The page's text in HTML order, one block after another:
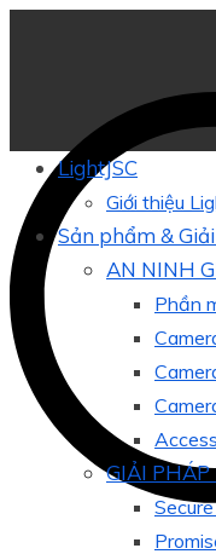
LightJSC
Giới thiệu
Sản phẩm &
AN NINH
Phần
GIẢI PHÁP